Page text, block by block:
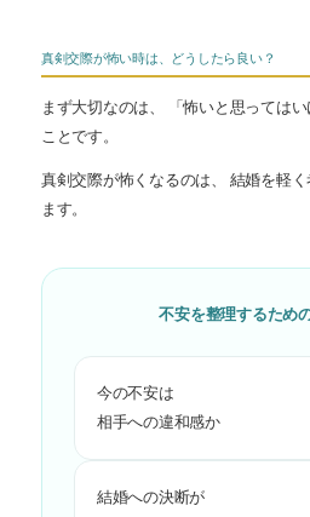
真剣交際が怖い時は、どうしたら良い？
まず大切なのは、 「怖いと思っては
ことです。
真剣交際が怖くなるのは、 結婚を軽
ます。
不安を整理するため
今の不安は
相手への違和感か
結婚への決断が